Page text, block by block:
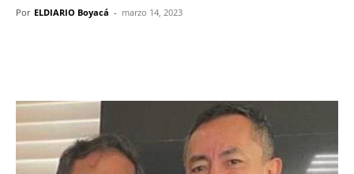
Por ELDIARIO Boyacá - marzo 14, 2023